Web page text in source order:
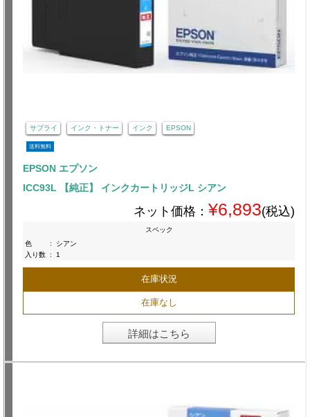
サプライ インク・トナー インク EPSON
送料無料
EPSON エプソン
ICC93L 【純正】 インクカートリッジL シアン
ネット価格： ¥6,893(税込)
スペック
色
:
シアン
入り数 : 1
在庫状況
在庫なし
詳細はこちら